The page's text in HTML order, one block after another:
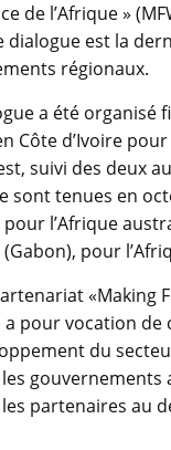
de l’Afrique »
dialogue est la
régionaux.
a été organisé
Côte d’Ivoire
suivi des deux
sont tenues en
l’Afrique
pour
«Making
a pour vocation
du
gouvernements
partenaires au